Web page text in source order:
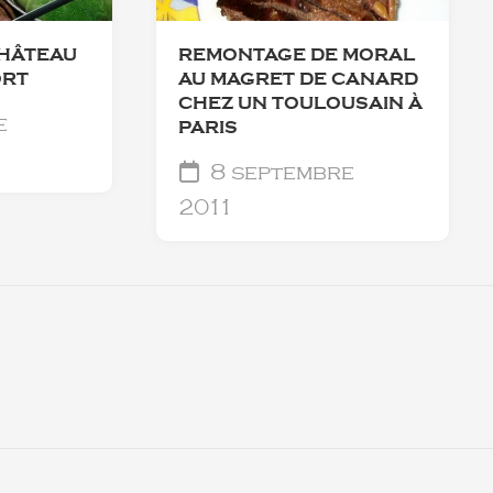
REMONTAGE DE MORAL
AU MAGRET DE CANARD
CHEZ UN TOULOUSAIN À
PARIS
8 septembre
2011